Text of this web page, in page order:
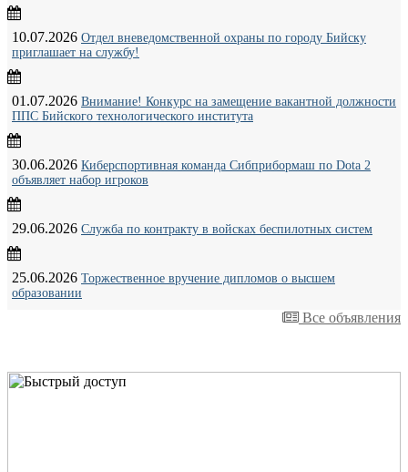
10.07.2026 Отдел вневедомственной охраны по городу Бийску
приглашает на службу!
01.07.2026 Внимание! Конкурс на замещение вакантной должности
ППС Бийского технологического института
30.06.2026 Киберспортивная команда Сибприбормаш по Dota 2
объявляет набор игроков
29.06.2026 Служба по контракту в войсках беспилотных систем
25.06.2026 Торжественное вручение дипломов о высшем
образовании
Все объявления